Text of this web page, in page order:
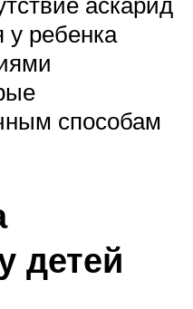
у ребенка
способам
детей